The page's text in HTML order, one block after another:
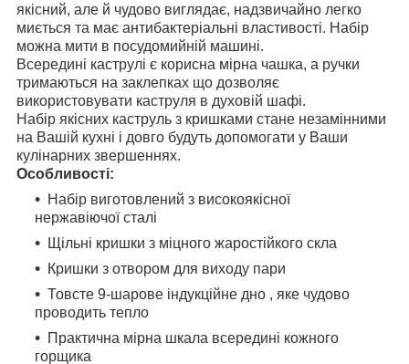
якісний, але й чудово виглядає, надзвичайно легко
миється та має антибактеріальні властивості. Набір
можна мити в посудомийній машині.
Всередині каструлі є корисна мірна чашка, а ручки
тримаються на заклепках що дозволяє
використовувати каструля в духовій шафі.
Набір якісних каструль з кришками стане незамінними
на Вашій кухні і довго будуть допомогати у Ваши
кулінарних звершеннях.
Особливості:
Набір виготовлений з високоякісної
нержавіючої сталі
Щільні кришки з міцного жаростійкого скла
Кришки з отвором для виходу пари
Товсте 9-шарове індукційне дно , яке чудово
проводить тепло
Практична мірна шкала всередині кожного
горщика